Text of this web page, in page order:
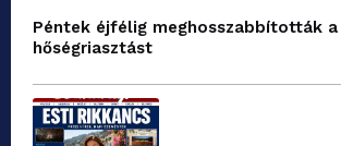
Péntek éjfélig meghosszabbították
hőségriasztást